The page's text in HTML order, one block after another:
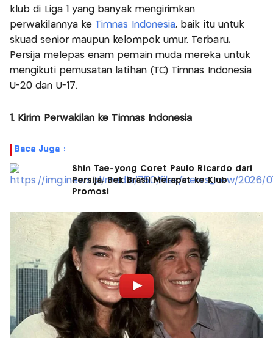
klub di Liga 1 yang banyak mengirimkan
perwakilannya ke Timnas Indonesia, baik itu untuk
skuad senior maupun kelompok umur. Terbaru,
Persija melepas enam pemain muda mereka untuk
mengikuti pemusatan latihan (TC) Timnas Indonesia
U-20 dan U-17.
1. Kirim Perwakilan ke Timnas Indonesia
Baca Juga :
Shin Tae-yong Coret Paulo Ricardo dari
Persija, Bek Brasil Merapat ke Klub
Promosi